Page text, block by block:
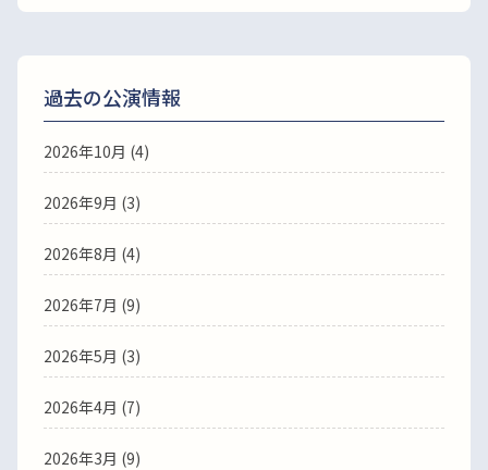
過去の公演情報
2026年10月 (4)
2026年9月 (3)
2026年8月 (4)
2026年7月 (9)
2026年5月 (3)
2026年4月 (7)
2026年3月 (9)